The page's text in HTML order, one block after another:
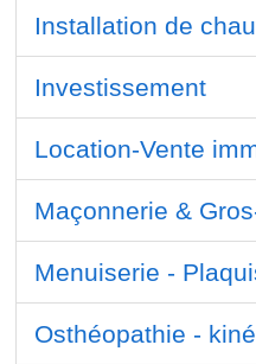
Installation de
Investissement
Location-Vente
Maçonnerie &
Menuiserie -
Osthéopathie -